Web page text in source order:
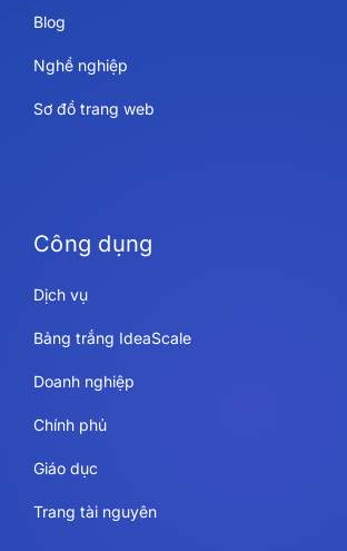
Blog
Nghề nghiệp
Sơ đồ trang web
Công dụng
Dịch vụ
Bảng trắng IdeaScale
Doanh nghiệp
Chính phủ
Giáo dục
Trang tài nguyên